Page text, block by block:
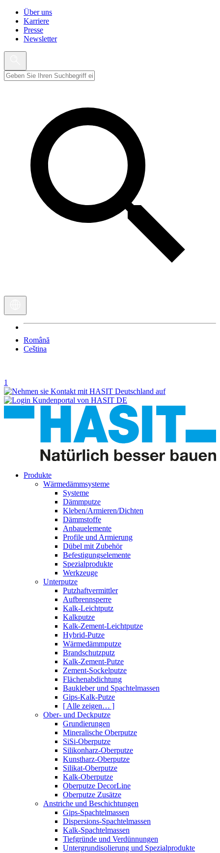
Über uns
Karriere
Presse
Newsletter
Română
Ceština
1
Produkte
Wärmedämmsysteme
Systeme
Dämmputze
Kleben/Armieren/Dichten
Dämmstoffe
Anbauelemente
Profile und Armierung
Dübel mit Zubehör
Befestigungselemente
Spezialprodukte
Werkzeuge
Unterputze
Putzhaftvermittler
Aufbrennsperre
Kalk-Leichtputz
Kalkputze
Kalk-Zement-Leichtputze
Hybrid-Putze
Wärmedämmputze
Brandschutzputz
Kalk-Zement-Putze
Zement-Sockelputze
Flächenabdichtung
Baukleber und Spachtelmassen
Gips-Kalk-Putze
[ Alle zeigen… ]
Ober- und Deckputze
Grundierungen
Mineralische Oberputze
SiSi-Oberputze
Silikonharz-Oberputze
Kunstharz-Oberputze
Silikat-Oberputze
Kalk-Oberputze
Oberputze DecorLine
Oberputze Zusätze
Anstriche und Beschichtungen
Gips-Spachtelmassen
Dispersions-Spachtelmassen
Kalk-Spachtelmassen
Tiefgründe und Verdünnungen
Untergrundisolierung und Spezialprodukte